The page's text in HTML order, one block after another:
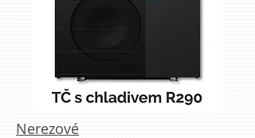
Nerezové